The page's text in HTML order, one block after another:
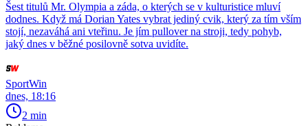
Šest titulů Mr. Olympia a záda, o kterých se v kulturistice mluví
dodnes. Když má Dorian Yates vybrat jediný cvik, který za tím vším
stojí, nezaváhá ani vteřinu. Je jím pullover na stroji, tedy pohyb,
jaký dnes v běžné posilovně sotva uvidíte.
SportWin
dnes, 18:16
2 min